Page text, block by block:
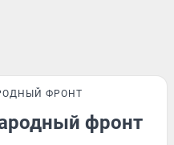
ФРОНТ
фронт